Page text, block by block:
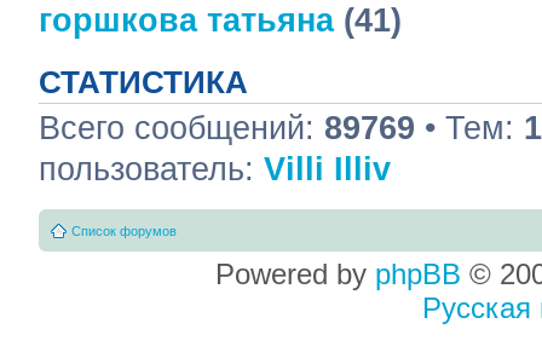
горшкова татьяна(41)
СТАТИСТИКА
Всего сообщений: 89769 • Тем:
пользователь: Villi Illiv
Список форумов
Powered by phpBB ©